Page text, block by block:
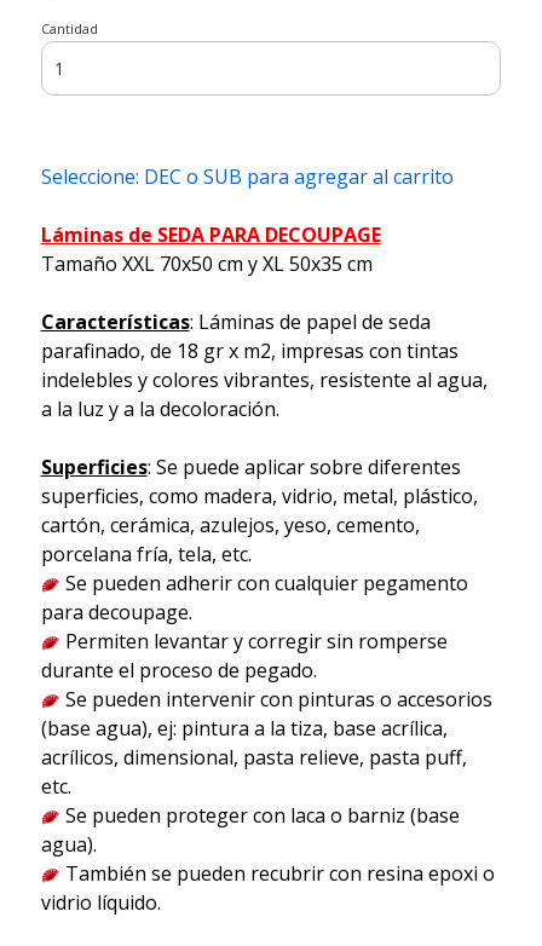
Cantidad
Seleccione: DEC o SUB para agregar al carrito
Láminas de SEDA PARA DECOUPAGE
Tamaño XXL 70x50 cm y XL 50x35 cm
Características: Láminas de papel de seda
parafinado, de 18 gr x m2, impresas con tintas
indelebles y colores vibrantes, resistente al agua,
a la luz y a la decoloración.
Superficies: Se puede aplicar sobre diferentes
superficies, como madera, vidrio, metal, plástico,
cartón, cerámica, azulejos, yeso, cemento,
porcelana fría, tela, etc.
Se pueden adherir con cualquier pegamento
para decoupage.
Permiten levantar y corregir sin romperse
durante el proceso de pegado.
Se pueden intervenir con pinturas o accesorios
(base agua), ej: pintura a la tiza, base acrílica,
acrílicos, dimensional, pasta relieve, pasta puff,
etc.
Se pueden proteger con laca o barniz (base
agua).
También se pueden recubrir con resina epoxi o
vidrio líquido.